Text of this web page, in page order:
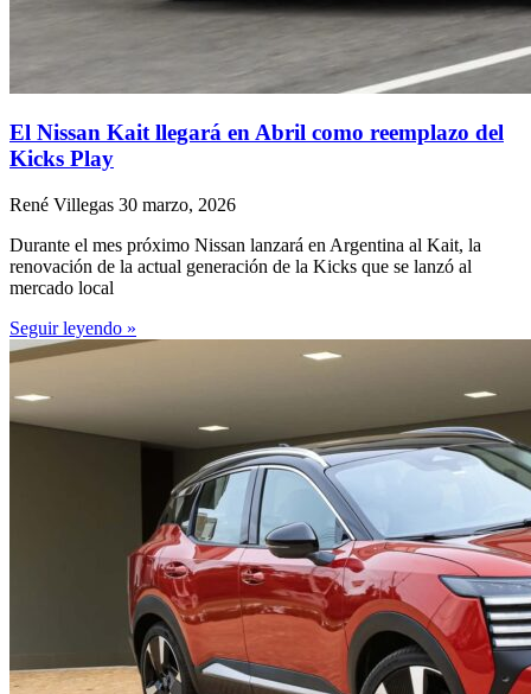
El Nissan Kait llegará en Abril como reemplazo del
Kicks Play
René Villegas 30 marzo, 2026
Durante el mes próximo Nissan lanzará en Argentina al Kait, la
renovación de la actual generación de la Kicks que se lanzó al
mercado local
Seguir leyendo »